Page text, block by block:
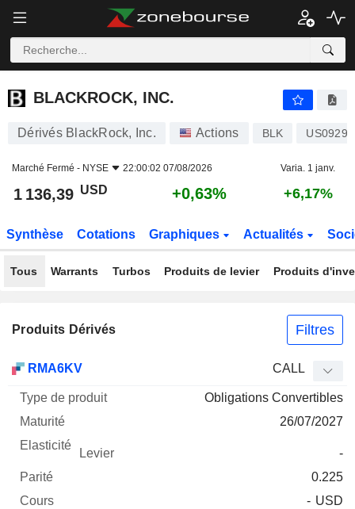
BLACKROCK, INC.
BLACKROCK, INC.
Dérivés BlackRock, Inc. Actions BLK
Marché Fermé - NYSE 22:00:02 07/08/2026 Varia. 1 janv.
1 136,39 USD +0,63% +6,17%
Synthèse Cotations Graphiques Actualités
Tous Warrants Turbos Produits de levier Produits
Produits Dérivés Filtres
Mnemo Type produit
Elasticité Levier Parité
RMA6KV CALL
Obligations Convertibles
26/07/2027
-
0.225
- USD